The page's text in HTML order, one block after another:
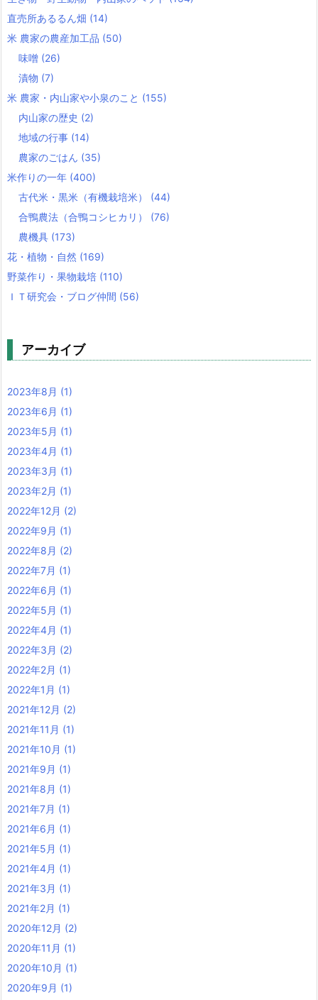
直売所あるるん畑 (14)
米 農家の農産加工品 (50)
味噌 (26)
漬物 (7)
米 農家・内山家や小泉のこと (155)
内山家の歴史 (2)
地域の行事 (14)
農家のごはん (35)
米作りの一年 (400)
古代米・黒米（有機栽培米） (44)
合鴨農法（合鴨コシヒカリ） (76)
農機具 (173)
花・植物・自然 (169)
野菜作り・果物栽培 (110)
ＩＴ研究会・ブログ仲間 (56)
アーカイブ
2023年8月 (1)
2023年6月 (1)
2023年5月 (1)
2023年4月 (1)
2023年3月 (1)
2023年2月 (1)
2022年12月 (2)
2022年9月 (1)
2022年8月 (2)
2022年7月 (1)
2022年6月 (1)
2022年5月 (1)
2022年4月 (1)
2022年3月 (2)
2022年2月 (1)
2022年1月 (1)
2021年12月 (2)
2021年11月 (1)
2021年10月 (1)
2021年9月 (1)
2021年8月 (1)
2021年7月 (1)
2021年6月 (1)
2021年5月 (1)
2021年4月 (1)
2021年3月 (1)
2021年2月 (1)
2020年12月 (2)
2020年11月 (1)
2020年10月 (1)
2020年9月 (1)